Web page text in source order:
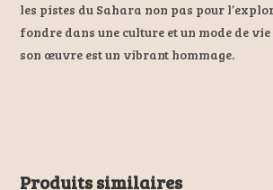
les pistes du Sahara non pas pour
fondre dans une culture et un mode de
son œuvre est un vibrant hommage.
Produits similaires